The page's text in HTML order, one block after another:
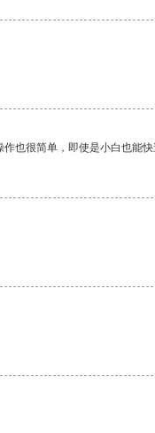
也很简单，即使是小白也能快